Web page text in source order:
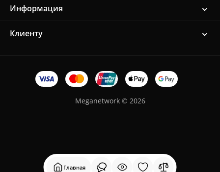
Главная
Информация
Клиенту
Meganetwork © 2026